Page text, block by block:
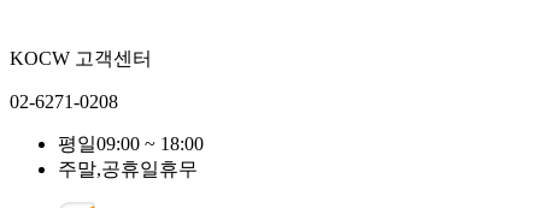
KOCW 고객센터
02-6271-0208
평일09:00 ~ 18:00
주말,공휴일휴무